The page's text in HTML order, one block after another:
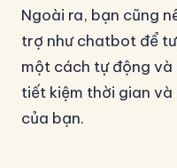
Ngoài ra, bạn cũng
trợ như chatbot để
một cách tự động và
tiết kiệm thời gian
của bạn.